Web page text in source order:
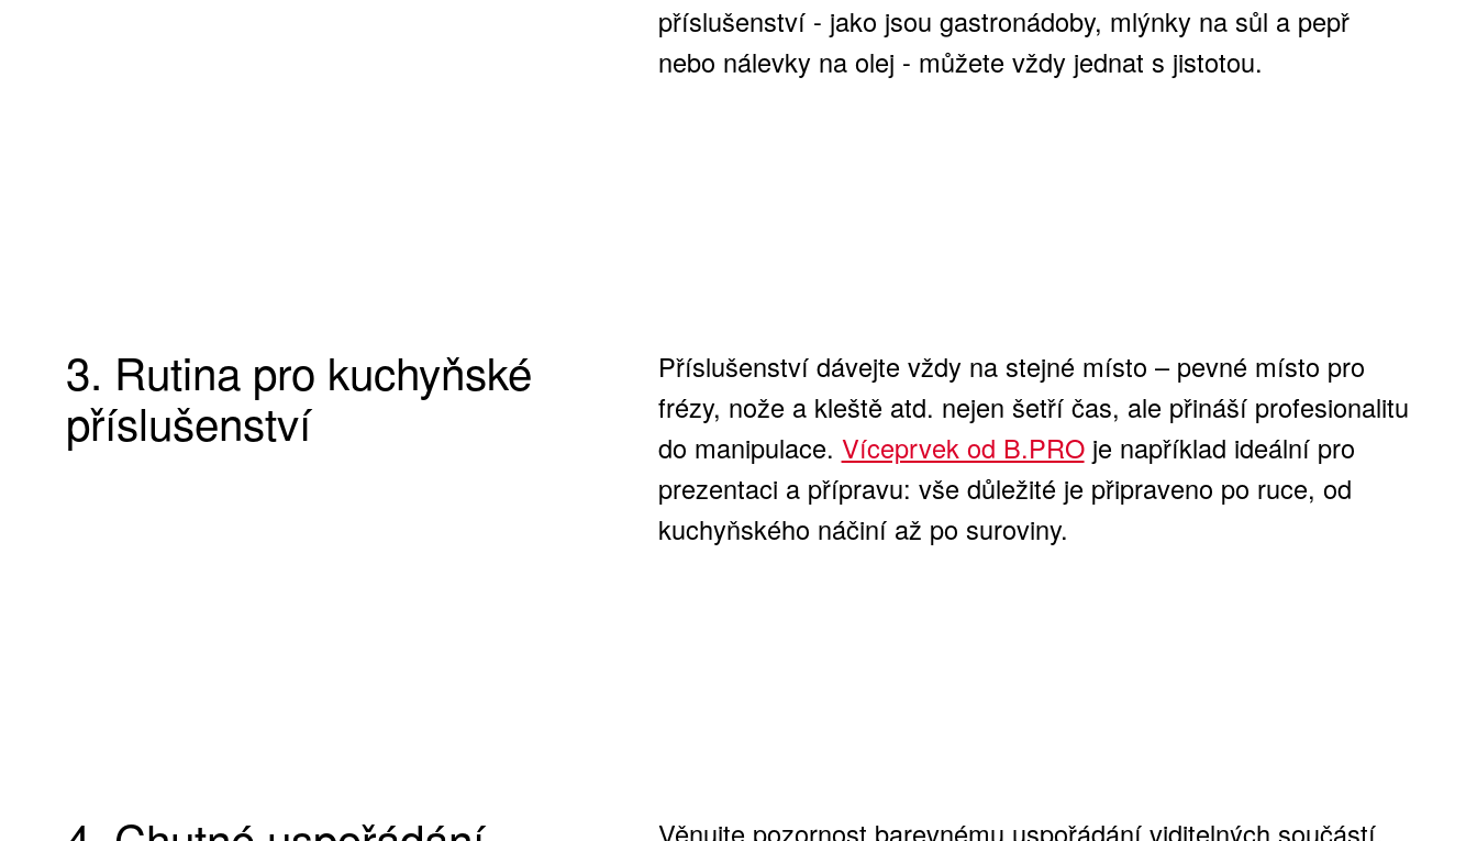
příslušenství - jako jsou gastronádoby, mlýnky na sůl a pepř
nebo nálevky na olej - můžete vždy jednat s jistotou.
3. Rutina pro kuchyňské
příslušenství
Příslušenství dávejte vždy na stejné místo – pevné místo pro
frézy, nože a kleště atd. nejen šetří čas, ale přináší profesionalitu
do manipulace. Víceprvek od B.PROje například ideální pro
prezentaci a přípravu: vše důležité je připraveno po ruce, od
kuchyňského náčiní až po suroviny.
Věnujte pozornost barevnému uspořádání viditelných součástí.